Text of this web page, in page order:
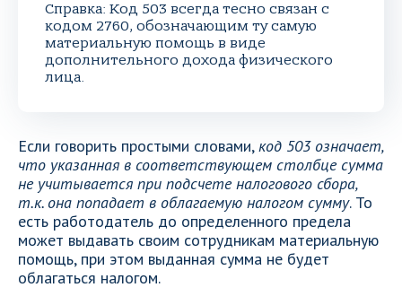
Справка: Код 503 всегда тесно связан с
кодом 2760, обозначающим ту самую
материальную помощь в виде
дополнительного дохода физического
лица.
Если говорить простыми словами,код 503 означает,
что указанная в соответствующем столбце сумма
не учитывается при подсчете налогового сбора,
т.к. она попадает в облагаемую налогом сумму. То
есть работодатель до определенного предела
может выдавать своим сотрудникам материальную
помощь, при этом выданная сумма не будет
облагаться налогом.